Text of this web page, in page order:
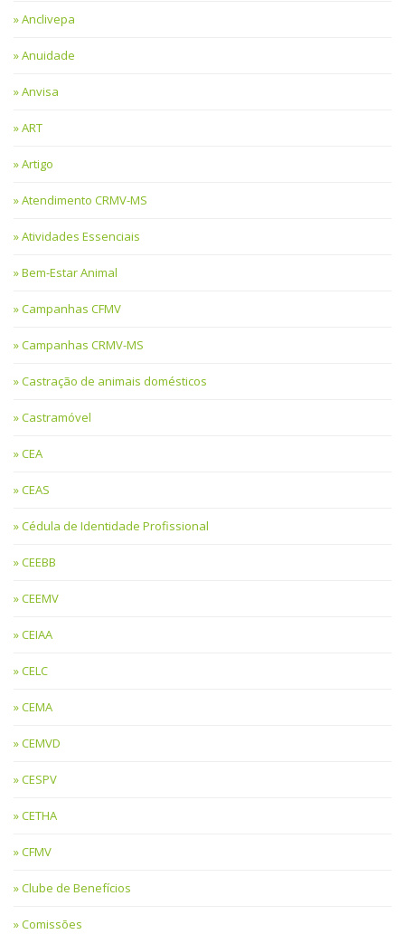
Anclivepa
Anuidade
Anvisa
ART
Artigo
Atendimento CRMV-MS
Atividades Essenciais
Bem-Estar Animal
Campanhas CFMV
Campanhas CRMV-MS
Castração de animais domésticos
Castramóvel
CEA
CEAS
Cédula de Identidade Profissional
CEEBB
CEEMV
CEIAA
CELC
CEMA
CEMVD
CESPV
CETHA
CFMV
Clube de Benefícios
Comissões